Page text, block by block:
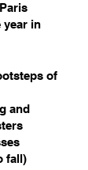
year in
of
and
fall)